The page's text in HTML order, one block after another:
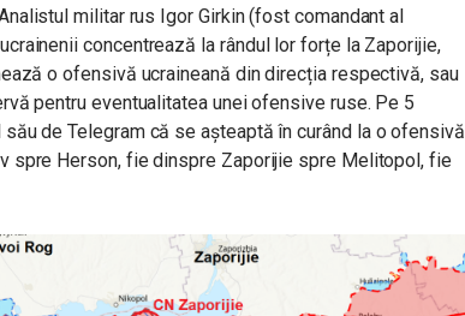
militar rus Igor Girkin (fost comandant al
concentrează la rândul lor forțe la Zaporijie,
o ofensivă ucraineană din direcția respectivă, sau
pentru eventualitatea unei ofensive ruse. Pe 5
de Telegram că se așteaptă în curând la o ofensivă
spre Herson, fie dinspre Zaporijie spre Melitopol, fie